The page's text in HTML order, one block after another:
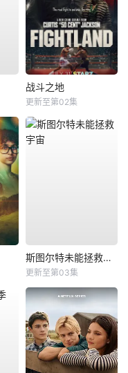
战斗之地
更新至第02集
斯图尔特未能拯救宇宙
更新至第03集